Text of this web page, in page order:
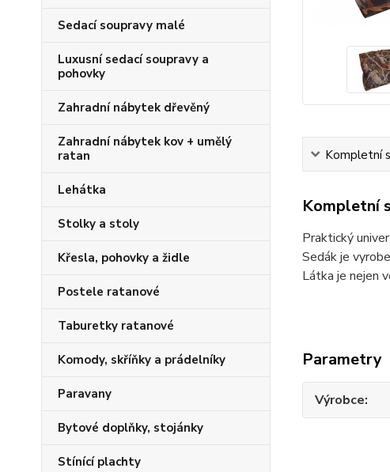
Sedací soupravy malé
Luxusní sedací soupravy a
pohovky
Zahradní nábytek dřevěný
Zahradní nábytek kov + umělý
ratan
Lehátka
Stolky a stoly
Křesla, pohovky a židle
Postele ratanové
Taburetky ratanové
Komody, skříňky a prádelníky
Paravany
Bytové doplňky, stojánky
Stínící plachty
Kompletní
Kompletní
Praktický
Sedák je
Látka je nejen
Parametry
Výrobce